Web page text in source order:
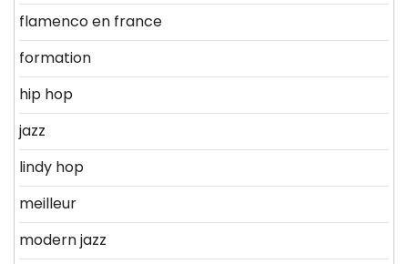
flamenco en france
formation
hip hop
jazz
lindy hop
meilleur
modern jazz